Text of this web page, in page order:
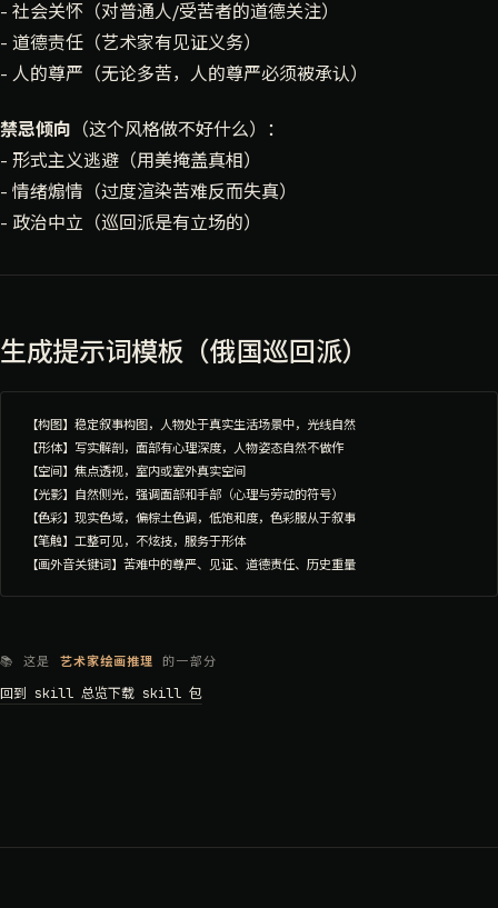
- 社会关怀（对普通人/受苦者的道德关注）
- 道德责任（艺术家有见证义务）
- 人的尊严（无论多苦，人的尊严必须被承认）
禁忌倾向 （这个风格做不好什么）：
- 形式主义逃避（用美掩盖真相）
- 情绪煽情（过度渲染苦难反而失真）
- 政治中立（巡回派是有立场的）
生成提示词模板（俄国巡回派）
【构图】稳定叙事构图，人物处于真实生活场景中，光线自然
【形体】写实解剖，面部有心理深度，人物姿态自然不做作
【空间】焦点透视，室内或室外真实空间
【光影】自然侧光，强调面部和手部（心理与劳动的符号）
【色彩】现实色域，偏棕土色调，低饱和度，色彩服从于叙事
【笔触】工整可见，不炫技，服务于形体
📚 这是 艺术家绘画推理 的一部分
回到 skill 总览下载 skill 包